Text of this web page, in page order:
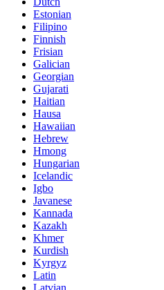
Estonian
Filipino
Finnish
Frisian
Galician
Georgian
Gujarati
Haitian
Hausa
Hawaiian
Hebrew
Hmong
Hungarian
Icelandic
Igbo
Javanese
Kannada
Kazakh
Khmer
Kurdish
Kyrgyz
Latin
Latvian